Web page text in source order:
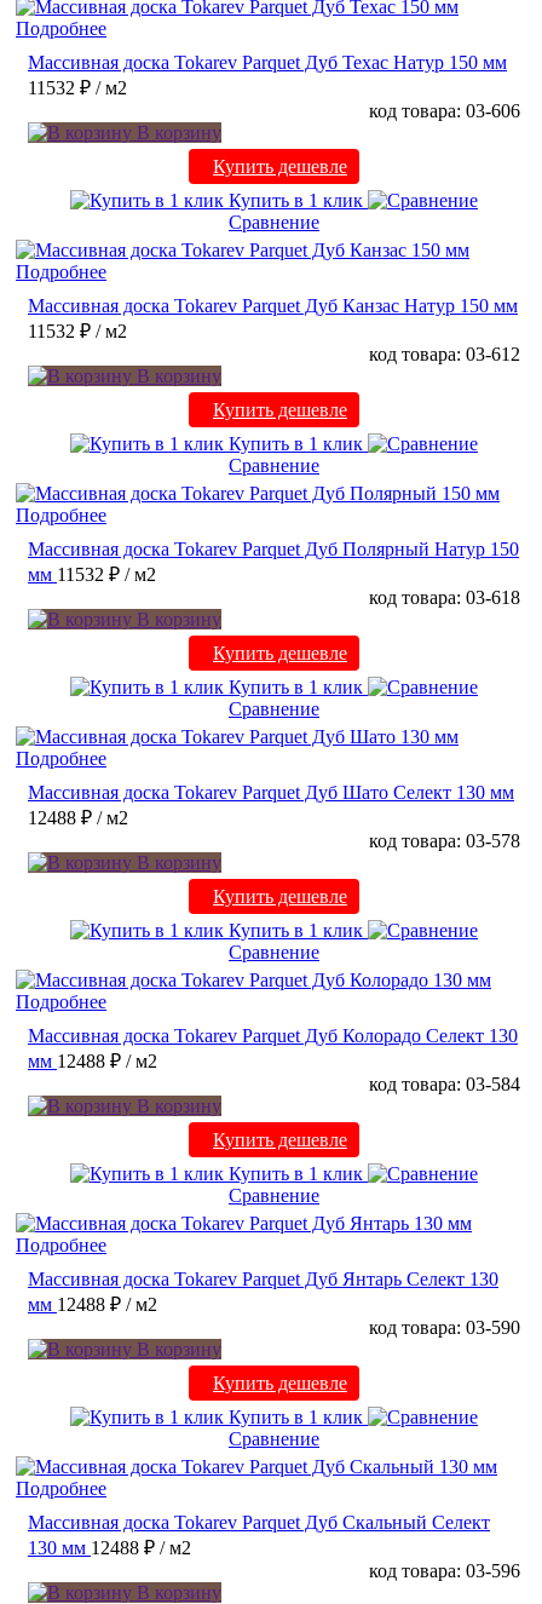
Подробнее
Массивная доска Tokarev Parquet Дуб Техас Натур 150 мм
11532 ₽ / м2
код товара: 03-606
В корзину
Купить дешевле
Купить в 1 клик
Сравнение
Подробнее
Массивная доска Tokarev Parquet Дуб Канзас Натур 150 мм
11532 ₽ / м2
код товара: 03-612
В корзину
Купить дешевле
Купить в 1 клик
Сравнение
Подробнее
Массивная доска Tokarev Parquet Дуб Полярный Натур 150
мм 11532 ₽ / м2
код товара: 03-618
В корзину
Купить дешевле
Купить в 1 клик
Сравнение
Подробнее
Массивная доска Tokarev Parquet Дуб Шато Селект 130 мм
12488 ₽ / м2
код товара: 03-578
В корзину
Купить дешевле
Купить в 1 клик
Сравнение
Подробнее
Массивная доска Tokarev Parquet Дуб Колорадо Селект 130
мм 12488 ₽ / м2
код товара: 03-584
В корзину
Купить дешевле
Купить в 1 клик
Сравнение
Подробнее
Массивная доска Tokarev Parquet Дуб Янтарь Селект 130
мм 12488 ₽ / м2
код товара: 03-590
В корзину
Купить дешевле
Купить в 1 клик
Сравнение
Подробнее
Массивная доска Tokarev Parquet Дуб Скальный Селект
130 мм 12488 ₽ / м2
код товара: 03-596
В корзину